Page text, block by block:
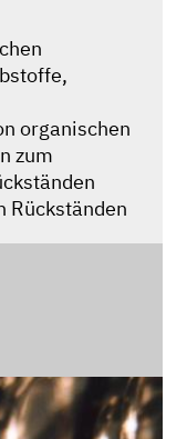
organischen
zum
Rückständen